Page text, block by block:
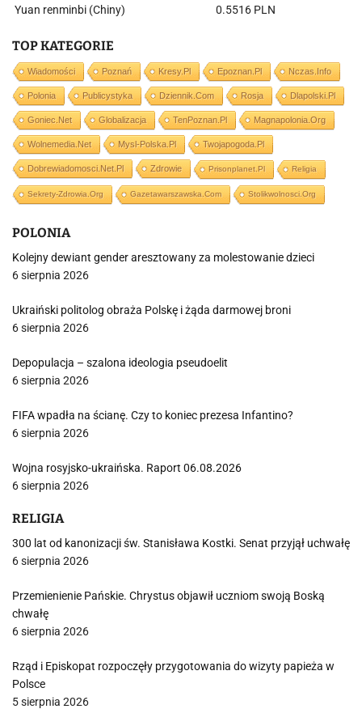
Yuan renminbi (Chiny)
0.5516 PLN
TOP KATEGORIE
Wiadomości Poznań Kresy.pl Epoznan.pl Nczas.info
Polonia Publicystyka Dziennik.com Rosja Dlapolski.pl
Goniec.net Globalizacja TenPoznan.pl Magnapolonia.org
Wolnemedia.net Mysl-Polska.pl Twojapogoda.pl
Dobrewiadomosci.net.pl Zdrowie Prisonplanet.pl Religia
Sekrety-Zdrowia.org Gazetawarszawska.com Stolikwolnosci.org
POLONIA
Kolejny dewiant gender aresztowany za molestowanie dzieci
6 sierpnia 2026
Ukraiński politolog obraża Polskę i żąda darmowej broni
6 sierpnia 2026
Depopulacja – szalona ideologia pseudoelit
6 sierpnia 2026
FIFA wpadła na ścianę. Czy to koniec prezesa Infantino?
6 sierpnia 2026
Wojna rosyjsko-ukraińska. Raport 06.08.2026
6 sierpnia 2026
RELIGIA
300 lat od kanonizacji św. Stanisława Kostki. Senat przyjął uchwałę
6 sierpnia 2026
Przemienienie Pańskie. Chrystus objawił uczniom swoją Boską
chwałę
6 sierpnia 2026
Rząd i Episkopat rozpoczęły przygotowania do wizyty papieża w
Polsce
5 sierpnia 2026